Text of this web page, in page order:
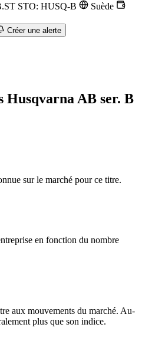
STO: HUSQ-B
Suède
Créer une alerte
Husqvarna AB ser. B
sur le marché pour ce titre.
en fonction du nombre
aux mouvements du marché. Au-
plus que son indice.